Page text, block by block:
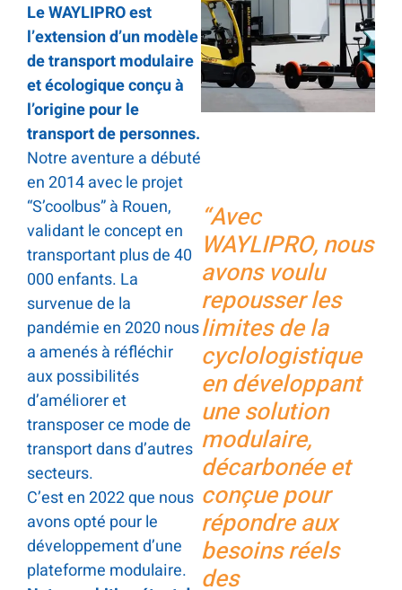
Le WAYLIPRO est
l’extension d’un modèle
de transport modulaire
et écologique conçu à
l’origine pour le
transport de personnes.
Notre aventure a débuté
en 2014 avec le projet
“S’coolbus” à Rouen,
validant le concept en
transportant plus de 40
000 enfants. La
survenue de la
pandémie en 2020 nous
a amenés à réfléchir
aux possibilités
d’améliorer et
transposer ce mode de
transport dans d’autres
secteurs.
C’est en 2022 que nous
avons opté pour le
développement d’une
plateforme modulaire.
“Avec
WAYLIPRO, nous
avons voulu
repousser les
limites de la
cyclologistique
en développant
une solution
modulaire,
décarbonée et
conçue pour
répondre aux
besoins réels
des